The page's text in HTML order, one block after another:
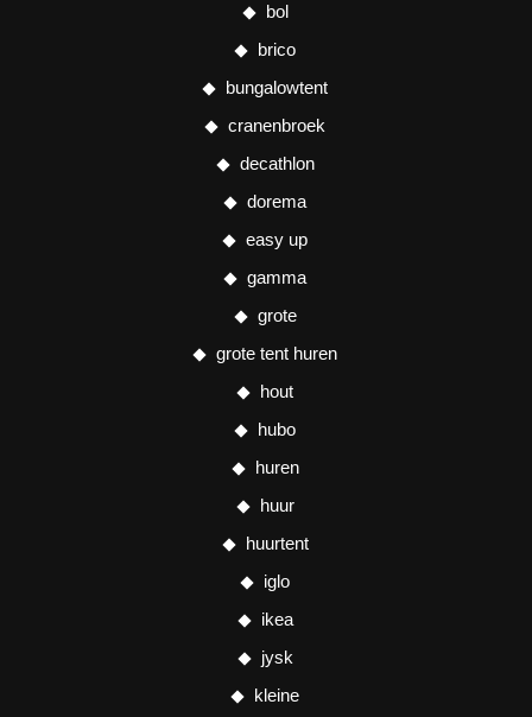
bol
brico
bungalowtent
cranenbroek
decathlon
dorema
easy up
gamma
grote
grote tent huren
hout
hubo
huren
huur
huurtent
iglo
ikea
jysk
kleine